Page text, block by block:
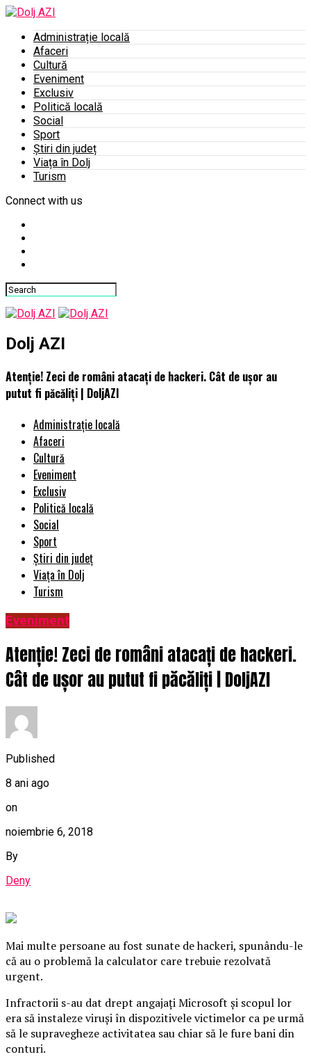
Administrație locală
Afaceri
Cultură
Eveniment
Exclusiv
Politică locală
Social
Sport
Știri din județ
Viața în Dolj
Turism
Connect with us
Dolj AZI
Atenție! Zeci de români atacați de hackeri. Cât de ușor au
putut fi păcăliți | DoljAZI
Administrație locală
Afaceri
Cultură
Eveniment
Exclusiv
Politică locală
Social
Sport
Știri din județ
Viața în Dolj
Turism
Eveniment
Atenție! Zeci de români atacați de hackeri.
Cât de ușor au putut fi păcăliți | DoljAZI
Published
8 ani ago
on
noiembrie 6, 2018
By
Deny
Mai multe persoane au fost sunate de hackeri, spunându-le
că au o problemă la calculator care trebuie rezolvată
urgent.
Infractorii s-au dat drept angajaţi Microsoft şi scopul lor
era să instaleze viruşi în dispozitivele victimelor ca pe urmă
să le supravegheze activitatea sau chiar să le fure bani din
conturi.